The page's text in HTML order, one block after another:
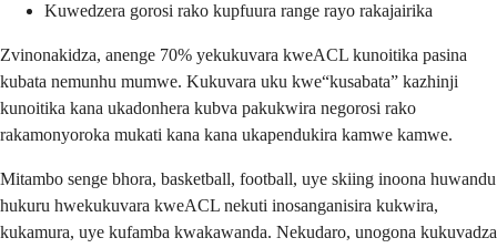
Kuwedzera gorosi rako kupfuura range rayo rakajairika
Zvinonakidza, anenge 70% yekukuvara kweACL kunoitika pasina
kubata nemunhu mumwe. Kukuvara uku kwe“kusabata” kazhinji
kunoitika kana ukadonhera kubva pakukwira negorosi rako
rakamonyoroka mukati kana kana ukapendukira kamwe kamwe.
Mitambo senge bhora, basketball, football, uye skiing inoona huwandu
hukuru hwekukuvara kweACL nekuti inosanganisira kukwira,
kukamura, uye kufamba kwakawanda. Nekudaro, unogona kukuvadza